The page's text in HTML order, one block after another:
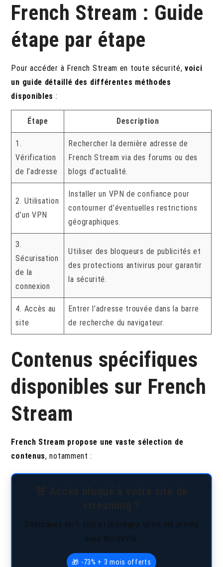
French Stream : Guide
étape par étape
Pour accéder à French Stream en toute sécurité,voici
un guide détaillé des différentes méthodes
disponibles :
Étape Description
1.
Vérification
de l’adresse
Rechercher la dernière adresse de
French Stream via des forums ou des
blogs d’actualité.
2. Utilisation
d’un VPN
Installer un VPN de confiance pour
contourner d’éventuelles restrictions
géographiques.
3.
Sécurisation
de la
connexion
Utiliser des bloqueurs de publicités et
des protections antivirus pour garantir
la sécurité.
4. Accès au
site
Entrer l’adresse trouvée dans la barre
de recherche du navigateur.
Contenus spécifiques
disponibles sur French
Stream
French Stream propose une vaste sélection de
contenus, notamment :
Débloquez en 1 clic et protégez votre vie privée
avec NordVPN.
🎁 -73% + 3 mois offerts